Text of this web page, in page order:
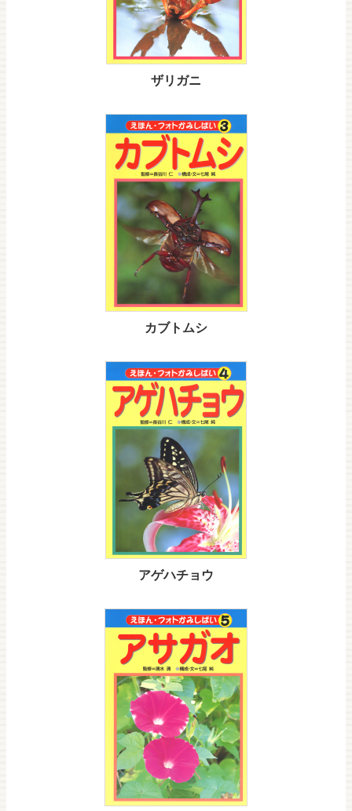
ザリガニ
カブトムシ
アゲハチョウ